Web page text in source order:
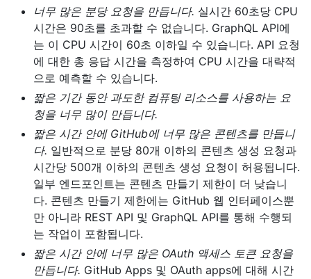
너무 많은 분당 요청을 만듭니다. 실시간 60초당 CPU
시간은 90초를 초과할 수 없습니다. GraphQL API에
는 이 CPU 시간이 60초 이하일 수 있습니다. API 요청
에 대한 총 응답 시간을 측정하여 CPU 시간을 대략적
으로 예측할 수 있습니다.
짧은 기간 동안 과도한 컴퓨팅 리소스를 사용하는 요
청을 너무 많이 만듭니다.
짧은 시간 안에 GitHub에 너무 많은 콘텐츠를 만듭니
다. 일반적으로 분당 80개 이하의 콘텐츠 생성 요청과
시간당 500개 이하의 콘텐츠 생성 요청이 허용됩니다.
일부 엔드포인트는 콘텐츠 만들기 제한이 더 낮습니
다. 콘텐츠 만들기 제한에는 GitHub 웹 인터페이스뿐
만 아니라 REST API 및 GraphQL API를 통해 수행되
는 작업이 포함됩니다.
짧은 시간 안에 너무 많은 OAuth 액세스 토큰 요청을
만듭니다. GitHub Apps 및 OAuth apps에 대해 시간